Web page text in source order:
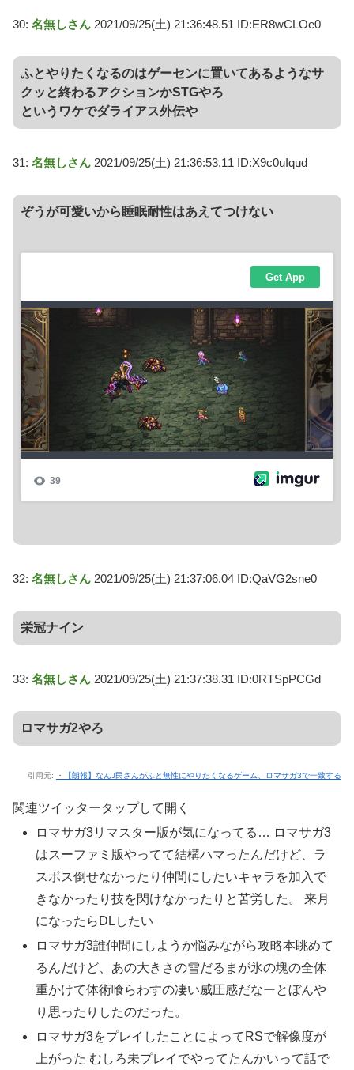
30: 名無しさん 2021/09/25(土) 21:36:48.51 ID:ER8wCLOe0
ふとやりたくなるのはゲーセンに置いてあるようなサ
クッと終わるアクションかSTGやろ
というワケでダライアス外伝や
31: 名無しさん 2021/09/25(土) 21:36:53.11 ID:X9c0uIqud
ぞうが可愛いから睡眠耐性はあえてつけない
32: 名無しさん 2021/09/25(土) 21:37:06.04 ID:QaVG2sne0
栄冠ナイン
33: 名無しさん 2021/09/25(土) 21:37:38.31 ID:0RTSpPCGd
ロマサガ2やろ
引用元: ・【朗報】なんJ民さんがふと無性にやりたくなるゲーム、ロマサガ3で一致する
関連ツイッタータップして開く
ロマサガ3リマスター版が気になってる… ロマサガ3
はスーファミ版やってて結構ハマったんだけど、ラ
スボス倒せなかったり仲間にしたいキャラを加入で
きなかったり技を閃けなかったりと苦労した。 来月
になったらDLしたい
ロマサガ3誰仲間にしようか悩みながら攻略本眺めて
るんだけど、あの大きさの雪だるまが氷の塊の全体
重かけて体術喰らわすの凄い威圧感だなーとぼんや
り思ったりしたのだった。
ロマサガ3をプレイしたことによってRSで解像度が
上がった むしろ未プレイでやってたんかいって話で